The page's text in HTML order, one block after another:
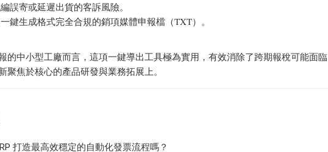
誤寄或延遲出貨的客訴風險。
鍵生成格式完全合規的銷項媒體申報檔（TXT）。
的中小型工廠而言，這項一鍵導出工具極為實用，有效消除了跨期報稅可能面臨
焦於核心的產品研發與業務拓展上。
打造最高效穩定的自動化發票流程嗎？